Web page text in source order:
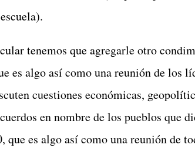
tenemos que agregarle otro
es algo así como una reunión de los
cuestiones económicas,
en nombre de los pueblos que
que es algo así como una reunión de